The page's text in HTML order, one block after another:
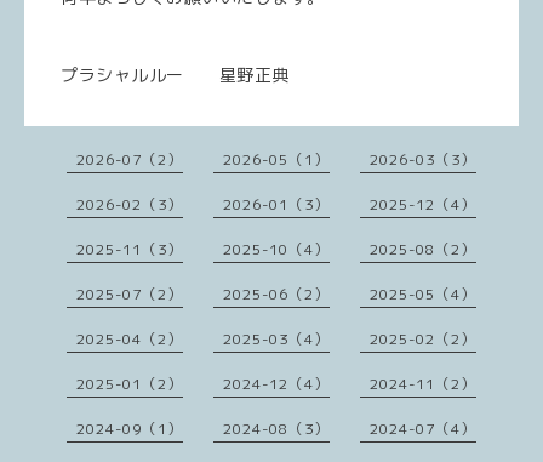
プラシャルルー 星野正典
2026-07（2） 2026-05（1） 2026-03（3）
2026-02（3） 2026-01（3） 2025-12（4）
2025-11（3） 2025-10（4） 2025-08（2）
2025-07（2） 2025-06（2） 2025-05（4）
2025-04（2） 2025-03（4） 2025-02（2）
2025-01（2） 2024-12（4） 2024-11（2）
2024-09（1） 2024-08（3） 2024-07（4）